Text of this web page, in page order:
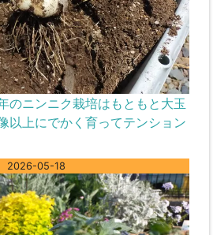
のニンニク栽培はもともと大玉
以上にでかく育ってテンション
2026-05-18